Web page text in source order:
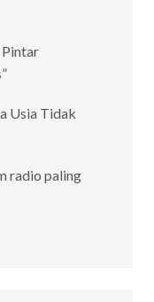
Pintar
Usia Tidak
radio paling